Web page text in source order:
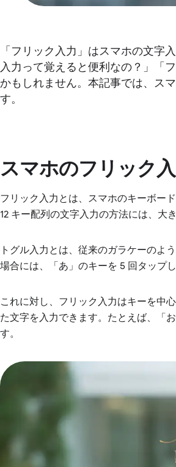
「フリック入力」はスマホの文字
入力って覚えると便利なの？」「
かもしれません。本記事では、ス
す。
スマホのフリック
フリック入力とは、スマホのキーボー
12 キー配列の文字入力の方法には、大
トグル入力とは、従来のガラケーのよ
場合には、「あ」のキーを 5 回タップし
これに対し、フリック入力はキーを中
た文字を入力できます。たとえば、「
す。